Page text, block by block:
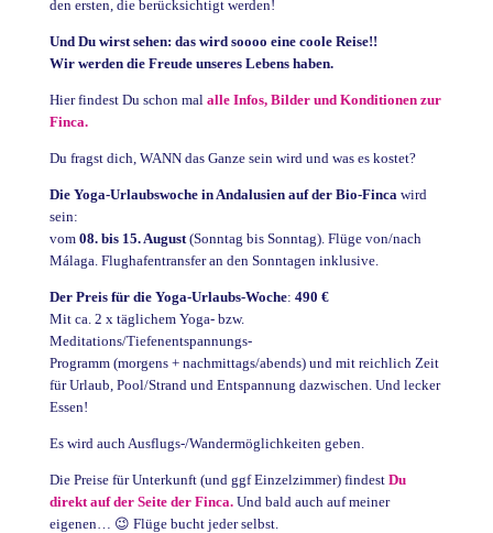
den ersten, die berücksichtigt werden!
Und Du wirst sehen: das wird soooo eine coole Reise!!
Wir werden die Freude unseres Lebens haben.
Hier findest Du schon mal alle Infos, Bilder und Konditionen zur
Finca.
Du fragst dich, WANN das Ganze sein wird und was es kostet?
Die Yoga-Urlaubswoche in Andalusien auf der Bio-Fincawird
sein:
vom08. bis 15. August(Sonntag bis Sonntag). Flüge von/nach
Málaga. Flughafentransfer an den Sonntagen inklusive.
Der Preis für die Yoga-Urlaubs-Woche: 490 €
Mit ca. 2 x täglichem Yoga- bzw.
Meditations/Tiefenentspannungs-
Programm (morgens + nachmittags/abends) und mit reichlich Zeit
für Urlaub, Pool/Strand und Entspannung dazwischen. Und lecker
Essen!
Es wird auch Ausflugs-/Wandermöglichkeiten geben.
Die Preise für Unterkunft (und ggf Einzelzimmer) findest Du
direkt auf der Seite der Finca. Und bald auch auf meiner
eigenen… 😉 Flüge bucht jeder selbst.